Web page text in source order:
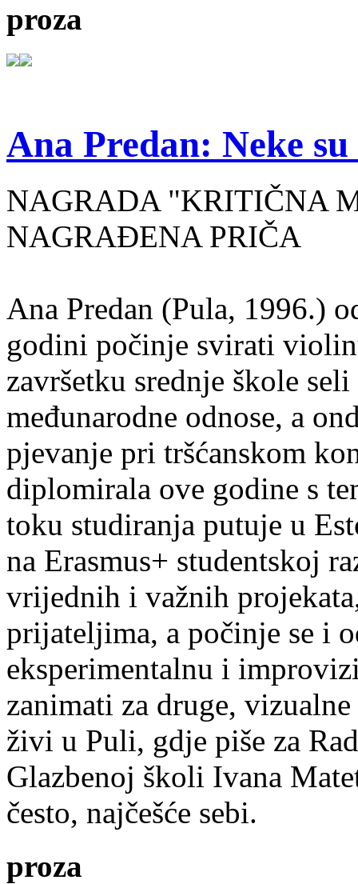
proza
Ana Predan: Neke
NAGRADA "KRITIČNA
NAGRAĐENA PRIČA
Ana Predan (Pula, 1996.)
godini počinje svirati
završetku srednje škole
međunarodne odnose, a
pjevanje pri tršćanskom
diplomirala ove godine s
toku studiranja putuje u
na Erasmus+ studentskoj
vrijednih i važnih
prijateljima, a počinje se i
eksperimentalnu i
zanimati za druge,
živi u Puli, gdje piše za
Glazbenoj školi Ivana
često, najčešće sebi.
proza